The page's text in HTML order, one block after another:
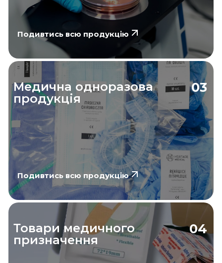
Подивтись всю продукцію
Медична одноразова
продукція
03
Подивтись всю продукцію
Товари медичного
призначення
04